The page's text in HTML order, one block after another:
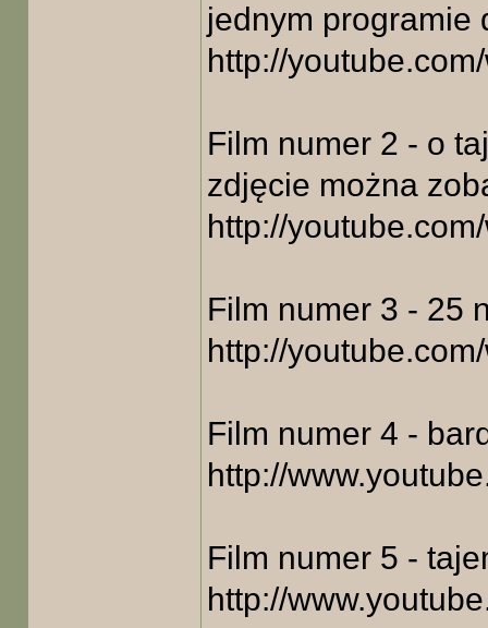
jednym programie
http://
Film numer 2 - o
zdjęcie można
http://
Film numer 3 - 25
http://
Film numer 4 -
http://
Film numer 5 -
http://